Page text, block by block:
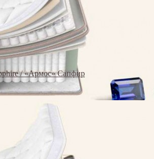
/ «Армос» Сапфир